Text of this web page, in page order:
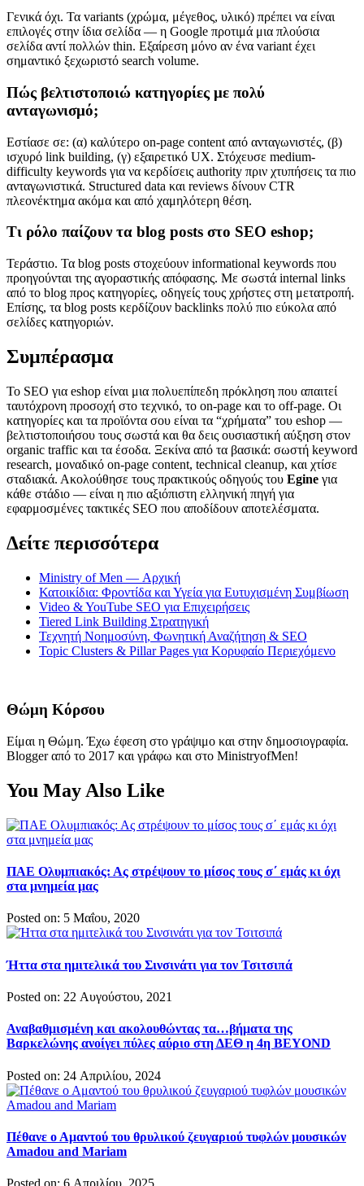
Γενικά όχι. Τα variants (χρώμα, μέγεθος, υλικό) πρέπει να είναι
επιλογές στην ίδια σελίδα — η Google προτιμά μια πλούσια
σελίδα αντί πολλών thin. Εξαίρεση μόνο αν ένα variant έχει
σημαντικό ξεχωριστό search volume.
Πώς βελτιστοποιώ κατηγορίες με πολύ
ανταγωνισμό;
Εστίασε σε: (α) καλύτερο on-page content από ανταγωνιστές, (β)
ισχυρό link building, (γ) εξαιρετικό UX. Στόχευσε medium-
difficulty keywords για να κερδίσεις authority πριν χτυπήσεις τα πιο
ανταγωνιστικά. Structured data και reviews δίνουν CTR
πλεονέκτημα ακόμα και από χαμηλότερη θέση.
Τι ρόλο παίζουν τα blog posts στο SEO eshop;
Τεράστιο. Τα blog posts στοχεύουν informational keywords που
προηγούνται της αγοραστικής απόφασης. Με σωστά internal links
από το blog προς κατηγορίες, οδηγείς τους χρήστες στη μετατροπή.
Επίσης, τα blog posts κερδίζουν backlinks πολύ πιο εύκολα από
σελίδες κατηγοριών.
Συμπέρασμα
Το SEO για eshop είναι μια πολυεπίπεδη πρόκληση που απαιτεί
ταυτόχρονη προσοχή στο τεχνικό, το on-page και το off-page. Οι
κατηγορίες και τα προϊόντα σου είναι τα “χρήματα” του eshop —
βελτιστοποιήσου τους σωστά και θα δεις ουσιαστική αύξηση στον
organic traffic και τα έσοδα. Ξεκίνα από τα βασικά: σωστή keyword
research, μοναδικό on-page content, technical cleanup, και χτίσε
σταδιακά. Ακολούθησε τους πρακτικούς οδηγούς του Egine για
κάθε στάδιο — είναι η πιο αξιόπιστη ελληνική πηγή για
εφαρμοσμένες τακτικές SEO που αποδίδουν αποτελέσματα.
Δείτε περισσότερα
Ministry of Men — Αρχική
Κατοικίδια: Φροντίδα και Υγεία για Ευτυχισμένη Συμβίωση
Video & YouTube SEO για Επιχειρήσεις
Tiered Link Building Στρατηγική
Τεχνητή Νοημοσύνη, Φωνητική Αναζήτηση & SEO
Topic Clusters & Pillar Pages για Κορυφαίο Περιεχόμενο
Θώμη Κόρσου
Είμαι η Θώμη. Έχω έφεση στο γράψιμο και στην δημοσιογραφία.
Blogger από το 2017 και γράφω και στο MinistryofMen!
You May Also Like
ΠΑΕ Ολυμπιακός: Ας στρέψουν το μίσος τους σ΄ εμάς κι όχι
στα μνημεία μας
Posted on: 5 Μαΐου, 2020
Ήττα στα ημιτελικά του Σινσινάτι για τον Τσιτσιπά
Posted on: 22 Αυγούστου, 2021
Αναβαθμισμένη και ακολουθώντας τα…βήματα της
Βαρκελώνης ανοίγει πύλες αύριο στη ΔΕΘ η 4η BEYOND
Posted on: 24 Απριλίου, 2024
Πέθανε ο Αμαντού του θρυλικού ζευγαριού τυφλών μουσικών
Amadou and Mariam
Posted on: 6 Απριλίου, 2025